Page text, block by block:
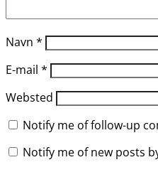
Navn *
E-mail *
Websted
Notify me of follow-up
Notify me of new posts